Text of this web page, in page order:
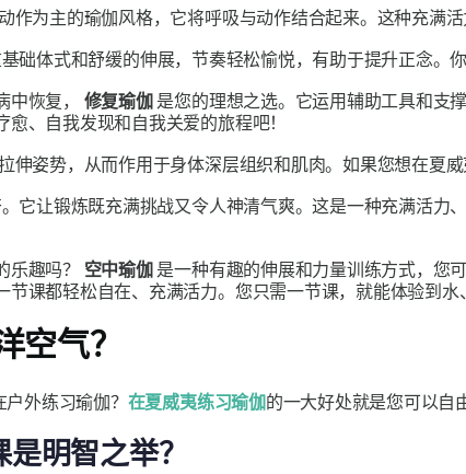
作为主的瑜伽风格，它将呼吸与动作结合起来。这种充满
础体式和舒缓的伸展，节奏轻松愉悦，有助于提升正念。
恢复，
修复瑜伽是您的理想之选。它运用辅助工具和支
、自我发现和自我关爱的旅程吧！
伸姿势，从而作用于身体深层组织和肌肉。如果您想在夏
它让锻炼既充满挑战又令人神清气爽。这是一种充满活力
趣吗？
空中瑜伽是一种有趣的伸展和力量训练方式，您
课都轻松自在、充满活力。您只需一节课，就能体验到水
空气？
外练习瑜伽？ 在夏威夷练习瑜伽的一大好处就是您可以自
明智之举？